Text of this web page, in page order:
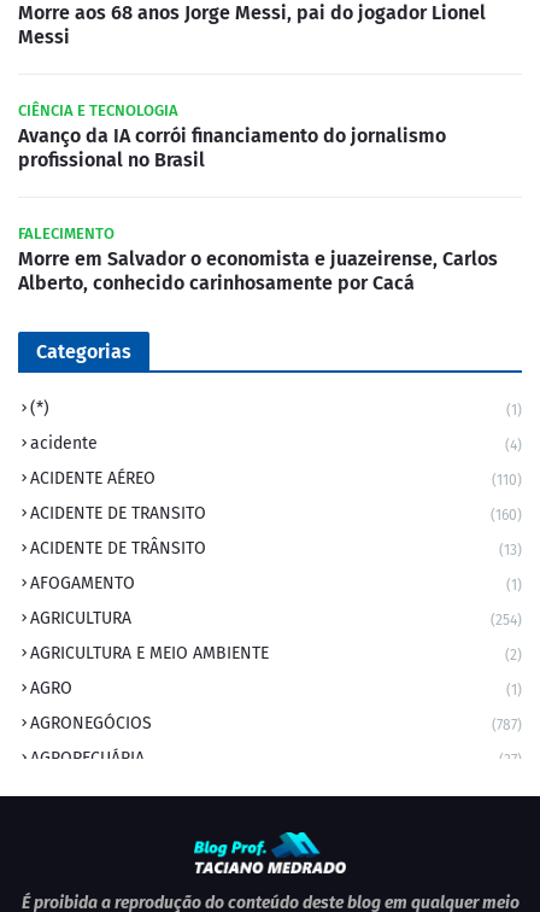
Morre aos 68 anos Jorge Messi, pai do jogador Lionel
Messi
CIÊNCIA E TECNOLOGIA
Avanço da IA corrói financiamento do jornalismo
profissional no Brasil
FALECIMENTO
Morre em Salvador o economista e juazeirense, Carlos
Alberto, conhecido carinhosamente por Cacá
Categorias
(*) (1)
acidente (4)
ACIDENTE AÉREO (110)
ACIDENTE DE TRANSITO (160)
ACIDENTE DE TRÂNSITO (13)
AFOGAMENTO (1)
AGRICULTURA (254)
AGRICULTURA E MEIO AMBIENTE (2)
AGRO (1)
AGRONEGÓCIOS (787)
AGROPECUÁRIA (37)
AMBIENTE (9)
ANIVERSÁRIO DA CIDADE
ANIVERSÁRIOS (1)
É proibida a reprodução do conteúdo deste blog em qualquer meio